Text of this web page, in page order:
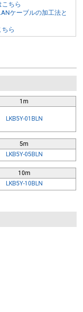
こちら
ケーブルの加工法と
ちら
1m
LKB5Y-01BLN
5m
LKB5Y-05BLN
10m
LKB5Y-10BLN